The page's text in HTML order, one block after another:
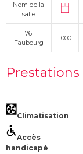
Nom de la
salle
76
Faubourg
1000
Climatisation
Accès
handicapé